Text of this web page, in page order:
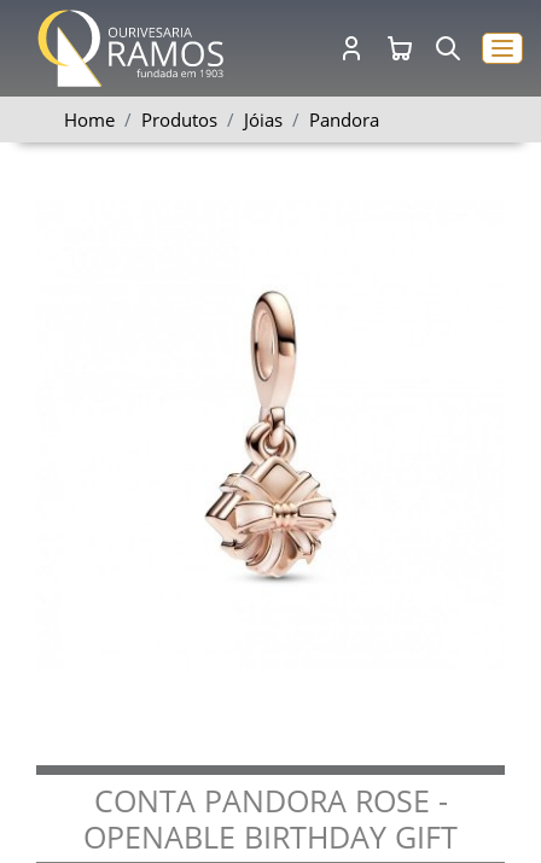
Home Produtos Jóias Pandora
CONTA PANDORA ROSE -
OPENABLE BIRTHDAY GIFT